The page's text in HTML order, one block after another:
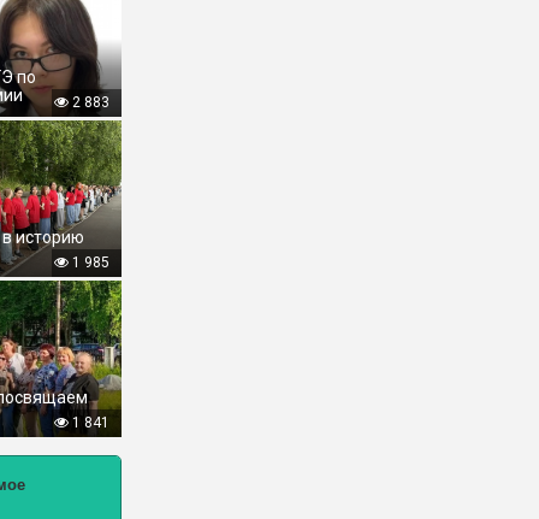
по
2 883
историю
1 985
1 841